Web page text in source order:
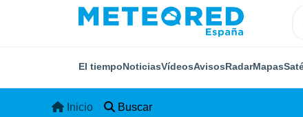
El tiempoNoticiasVídeosAvisosRadarMapas
Inicio Buscar